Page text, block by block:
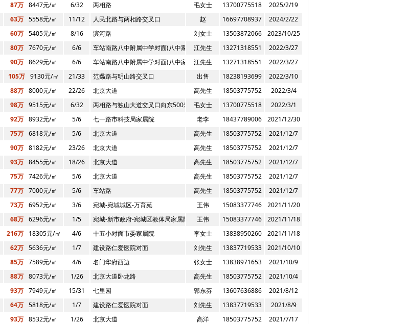
87万 8447元/㎡ 6/32 两相路 毛女士 13700775518
2025/2/19
63万 5558元/㎡ 11/12 人民北路与两相路交叉口 赵 16697708937
2024/2/22
60万 5405元/㎡ 8/16 滨河路 刘女士 13503872066
2023/10/25
80万 7670元/㎡ 6/6 车站南路八中附属中学对面(八中家属院)江先生 13271318551
2022/3/27
90万 8629元/㎡ 6/6 车站南路八中附属中学对面(八中家属院)江先生 13271318551
2022/3/27
105万 9130元/㎡ 21/33 范蠡路与明山路交叉口 出售 18238193699
2022/3/10
88万 8000元/㎡ 22/26 北京大道 高先生 18503775752
2022/3/4
98万 9515元/㎡ 6/32 两相路与独山大道交叉口向东500米 毛女士 13700775518
2022/3/1
92万 8932元/㎡ 5/6 七一路市科技局家属院 老李 18437789006
2021/12/30
75万 6818元/㎡ 5/6 北京大道 高先生 18503775752
2021/12/7
90万 8182元/㎡ 23/26 北京大道 高先生 18503775752
2021/12/7
93万 8455元/㎡ 18/26 北京大道 高先生 18503775752
2021/12/7
75万 7426元/㎡ 5/6 北京大道 高先生 18503775752
2021/12/7
77万 7000元/㎡ 5/6 车站路 高先生 18503775752
2021/12/7
73万 6952元/㎡ 3/6 宛城-宛城城区-万育苑 王伟 15083377746
2021/11/20
68万 6296元/㎡ 1/5 宛城-新市政府-宛城区教体局家属院 王伟 15083377746
2021/11/18
216万 18305元/㎡ 4/6 十五小对面市委家属院 李女士 13838950260
2021/11/18
62万 5636元/㎡ 1/7 建设路仁爱医院对面 刘先生 13837719533
2021/10/10
85万 7589元/㎡ 4/6 名门华府西边 张女士 13838971653
2021/10/9
88万 8073元/㎡ 1/26 北京大道卧龙路 高先生 18503775752
2021/10/4
93万 7949元/㎡ 15/31 七里园 郭东芬 13607636886
2021/8/12
64万 5818元/㎡ 1/7 建设路仁爱医院对面 刘先生 13837719533
2021/8/9
93万 8532元/㎡ 1/26 北京大道 高洋 18503775752
2021/7/17